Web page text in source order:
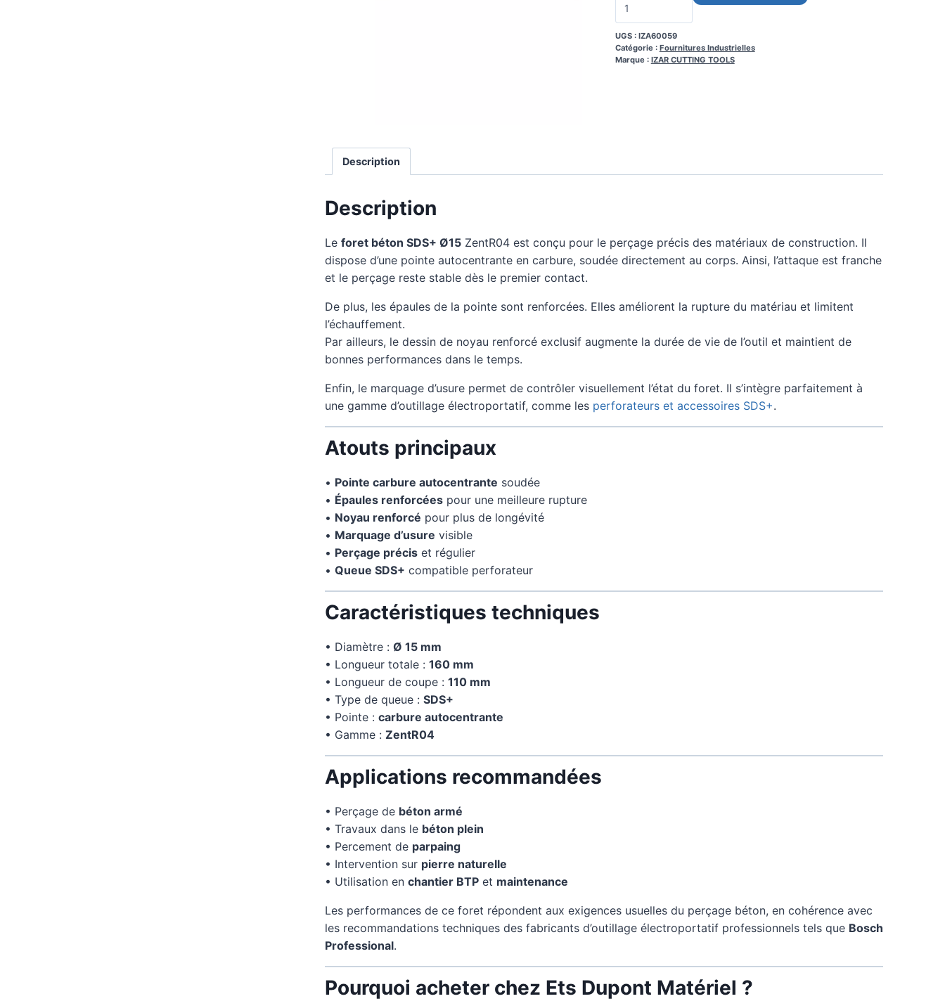
UGS : IZA60059
Catégorie : Fournitures Industrielles
Marque : IZAR CUTTING TOOLS
Description
Description
Le foret béton SDS+ Ø15ZentR04 est conçu pour le perçage précis des matériaux de construction. Il
dispose d’une pointe autocentrante en carbure, soudée directement au corps. Ainsi, l’attaque est franche
et le perçage reste stable dès le premier contact.
De plus, les épaules de la pointe sont renforcées. Elles améliorent la rupture du matériau et limitent
l’échauffement.
Par ailleurs, le dessin de noyau renforcé exclusif augmente la durée de vie de l’outil et maintient de
bonnes performances dans le temps.
Enfin, le marquage d’usure permet de contrôler visuellement l’état du foret. Il s’intègre parfaitement à
une gamme d’outillage électroportatif, comme les perforateurs et accessoires SDS+.
Atouts principaux
• Pointe carbure autocentrante soudée
• Épaules renforcéespour une meilleure rupture
• Noyau renforcé pour plus de longévité
• Marquage d’usure visible
• Perçage préciset régulier
• Queue SDS+ compatible perforateur
Caractéristiques techniques
• Diamètre : Ø 15 mm
• Longueur totale : 160 mm
• Longueur de coupe : 110 mm
• Type de queue : SDS+
• Pointe : carbure autocentrante
• Gamme : ZentR04
Applications recommandées
• Perçage de béton armé
• Travaux dans le béton plein
• Percement de parpaing
• Intervention sur pierre naturelle
• Utilisation en chantier BTPet maintenance
Les performances de ce foret répondent aux exigences usuelles du perçage béton, en cohérence avec
les recommandations techniques des fabricants d’outillage électroportatif professionnels tels que Bosch
Professional.
Pourquoi acheter chez Ets Dupont Matériel ?